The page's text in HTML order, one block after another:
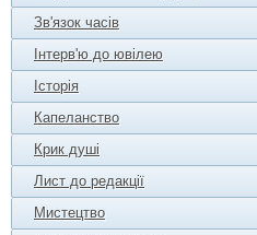
Зв'язок часів
Інтерв'ю до ювілею
Історія
Капеланство
Крик душі
Лист до редакції
Мистецтво